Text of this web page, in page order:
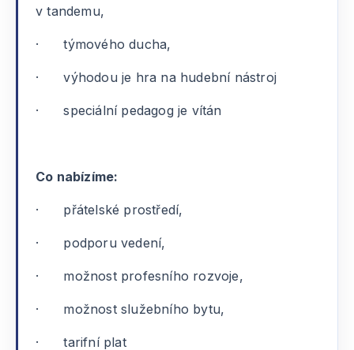
v tandemu,
· týmového ducha,
· výhodou je hra na hudební nástroj
· speciální pedagog je vítán
Co nabízíme:
· přátelské prostředí,
· podporu vedení,
· možnost profesního rozvoje,
· možnost služebního bytu,
· tarifní plat